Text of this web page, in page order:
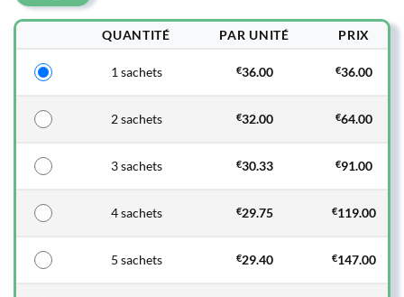
QUANTITÉ PAR UNITÉ PRIX
1 sachets €36.00 €36.00
2 sachets €32.00 €64.00
3 sachets €30.33 €91.00
4 sachets €29.75 €119.00
5 sachets €29.40 €147.00